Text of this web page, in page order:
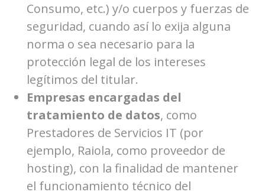
Consumo, etc.) y/o cuerpos y fuerzas de
seguridad, cuando así lo exija alguna
norma o sea necesario para la
protección legal de los intereses
legítimos del titular.
Empresas encargadas del
tratamiento de datos, como
Prestadores de Servicios IT (por
ejemplo, Raiola, como proveedor de
hosting), con la finalidad de mantener
el funcionamiento técnico del